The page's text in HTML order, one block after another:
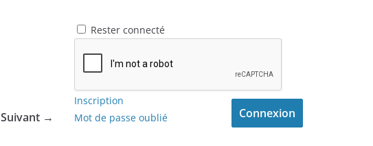
Suivant →
Rester connecté
Connexion
Inscription
Mot de passe oublié